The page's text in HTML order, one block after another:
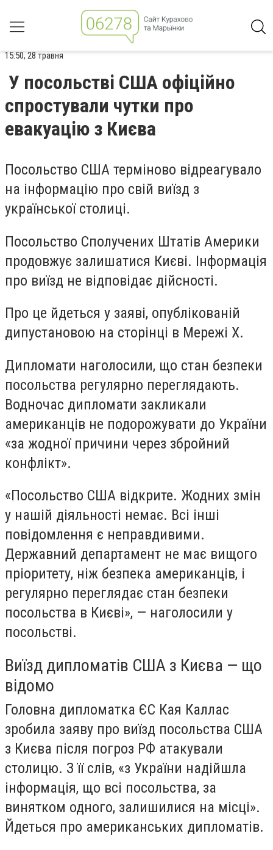
15:50, 28 травня
У посольстві США офіційно
спростували чутки про
евакуацію з Києва
Посольство США терміново відреагувало
на інформацію про свій виїзд з
української столиці.
Посольство Сполучених Штатів Америки
продовжує залишатися Києві. Інформація
про виїзд не відповідає дійсності.
Про це йдеться у заяві, опублікованій
дипустановою на сторінці в Мережі Х.
Дипломати наголосили, що стан безпеки
посольства регулярно переглядають.
Водночас дипломати закликали
американців не подорожувати до України
«за жодної причини через збройний
конфлікт».
«Посольство США відкрите. Жодних змін
у нашій діяльності немає. Всі інші
повідомлення є неправдивими.
Державний департамент не має вищого
пріоритету, ніж безпека американців, і
регулярно переглядає стан безпеки
посольства в Києві», — наголосили у
посольстві.
Виїзд дипломатів США з Києва — що
відомо
Головна дипломатка ЄС Кая Каллас
зробила заяву про виїзд посольства США
з Києва після погроз РФ атакували
столицю. З її слів, «з України надійшла
інформація, що всі посольства, за
винятком одного, залишилися на місці».
Йдеться про американських дипломатів.